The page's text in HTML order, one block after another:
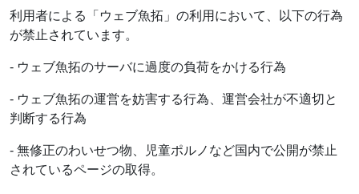
利用者による「ウェブ魚拓」の利用において、以下の行為
が禁止されています。
- ウェブ魚拓のサーバに過度の負荷をかける行為
- ウェブ魚拓の運営を妨害する行為、運営会社が不適切と
判断する行為
- 無修正のわいせつ物、児童ポルノなど国内で公開が禁止
されているページの取得。